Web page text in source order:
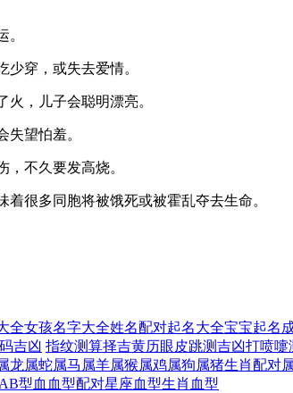
。
穿，或失去爱情。
火，儿子会聪明漂亮。
望怕羞。
不久要发高烧。
很多同胞将被饿死或被霍乱夺去生命。
全女孩名字大全姓名配对起名大全宝宝起名
吉凶 指纹测算择吉黄历眼皮跳测吉凶打喷嚏
龙属蛇属马 属羊属猴属鸡属狗属猪生肖配对
AB型血 血型配对星座血型生肖血型